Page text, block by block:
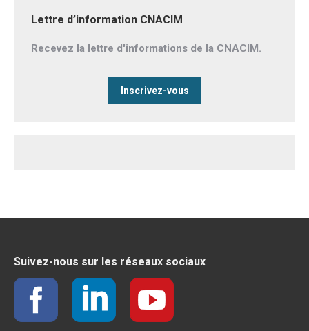
Lettre d’information CNACIM
Recevez la lettre d'informations de la CNACIM.
Inscrivez-vous
Suivez-nous sur les réseaux sociaux